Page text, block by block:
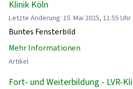
Klinik Köln
Letzte Änderung: 15. Mai 2025, 11:55 Uhr
Buntes Fensterbild
Mehr Informationen
Artikel
Fort- und Weiterbildung - LVR-